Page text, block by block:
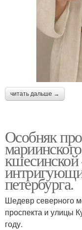
читать дальше →
Особняк
кшесинской
петербурга.
Шедевр северного
проспекта и улицы
году.